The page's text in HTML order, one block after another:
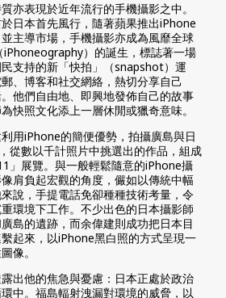
亦表現於近年流行的手機攝影之中。
日本首先風行，隨著蘋果推出iPhone
主導市場，手機攝影亦成為風靡全球
）的誕生，標誌著一場
支持的新「快拍」（snapshot）運
、博客和社交網絡，熱切分享自己
。他們自由地、即興地發佈自己的故事
快照文化添上一層休閒或獵奇意味。
用iPhone的簡便優勢，拍攝廣島與日
從數以千計照片中挑選出的作品，組成
」展覽。與一般輕鬆隨意的iPhone攝
肩負起宏觀的角度，儼如以傳統中幅
說，手提電話免卻種種技術考量，令
環境下工作。不少出色的日本攝影師
島的遺跡，而余偉建則成功把日本目
起來，以iPhone黑白照的方式呈現一
像。
出他的焦急與憂慮：日本正處於政治
中。福島輻射洩漏對環境的威脅，以